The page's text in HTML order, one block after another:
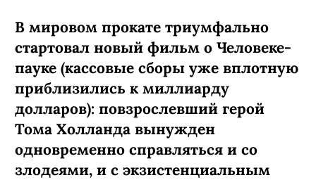
В мировом прокате триумфально
стартовал новый фильм о Человеке-
пауке (кассовые сборы уже вплотную
приблизились к миллиарду
долларов): повзрослевший герой
Тома Холланда вынужден
одновременно справляться и со
злодеями, и с экзистенциальным